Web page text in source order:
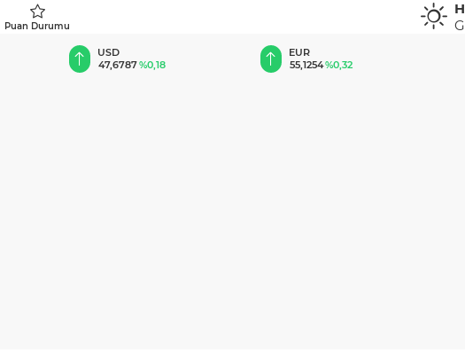
Puan Durumu
55,1254
64,3468